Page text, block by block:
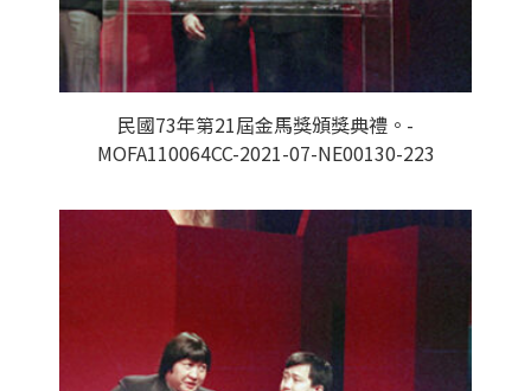
民國73年第21屆金馬獎頒獎典禮。-
MOFA110064CC-2021-07-NE00130-223